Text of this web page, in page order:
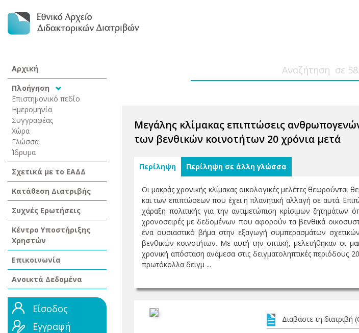
Αρχική
Πλοήγηση
Επιστημονικό πεδίο
Ημερομηνία
Συγγραφέας
Χώρα
Γλώσσα
Ίδρυμα
Σχετικά με το ΕΑΔΔ
Κατάθεση Διατριβής
Συχνές Ερωτήσεις
Κέντρο Υποστήριξης
Χρηστών
Επικοινωνία
Ανοικτά Δεδομένα
Είσοδος
Εγγραφή
Μεγάλης κλίμακας επιπτώσεις
των βενθικών κοινοτήτων 20 χρόνια μετά
Περίληψη Περίληψη σε άλλη γλώσσα
Οι μακράς χρονικής κλίμακας οικολογικές μελέτες
και των επιπτώσεων που έχει η πλανητική αλλαγή σε αυτά.
χάραξη πολιτικής για την αντιμετώπιση κρίσιμων
χρονοσειρές με δεδομένων που αφορούν τα βενθικά
ένα ουσιαστικό βήμα στην εξαγωγή συμπερασμάτων
βενθικών κοινοτήτων. Με αυτή την οπτική, μελετήθηκαν οι
χρονική απόσταση ανάμεσα στις δειγματοληπτικές περιόδους
πρωτόκολλα δειγμ ...
Διαβάστε τη διατριβή